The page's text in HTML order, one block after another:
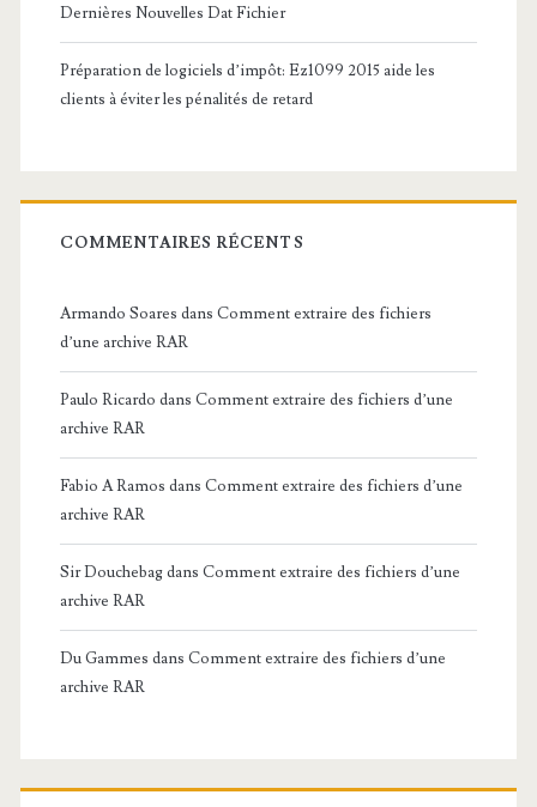
Dernières Nouvelles Dat Fichier
Préparation de logiciels d’impôt: Ez1099 2015 aide les
clients à éviter les pénalités de retard
COMMENTAIRES RÉCENTS
Armando Soares dans Comment extraire des fichiers
d’une archive RAR
Paulo Ricardo dans Comment extraire des fichiers d’une
archive RAR
Fabio A Ramos dans Comment extraire des fichiers d’une
archive RAR
Sir Douchebagdans Comment extraire des fichiers d’une
archive RAR
Du Gammes dans Comment extraire des fichiers d’une
archive RAR